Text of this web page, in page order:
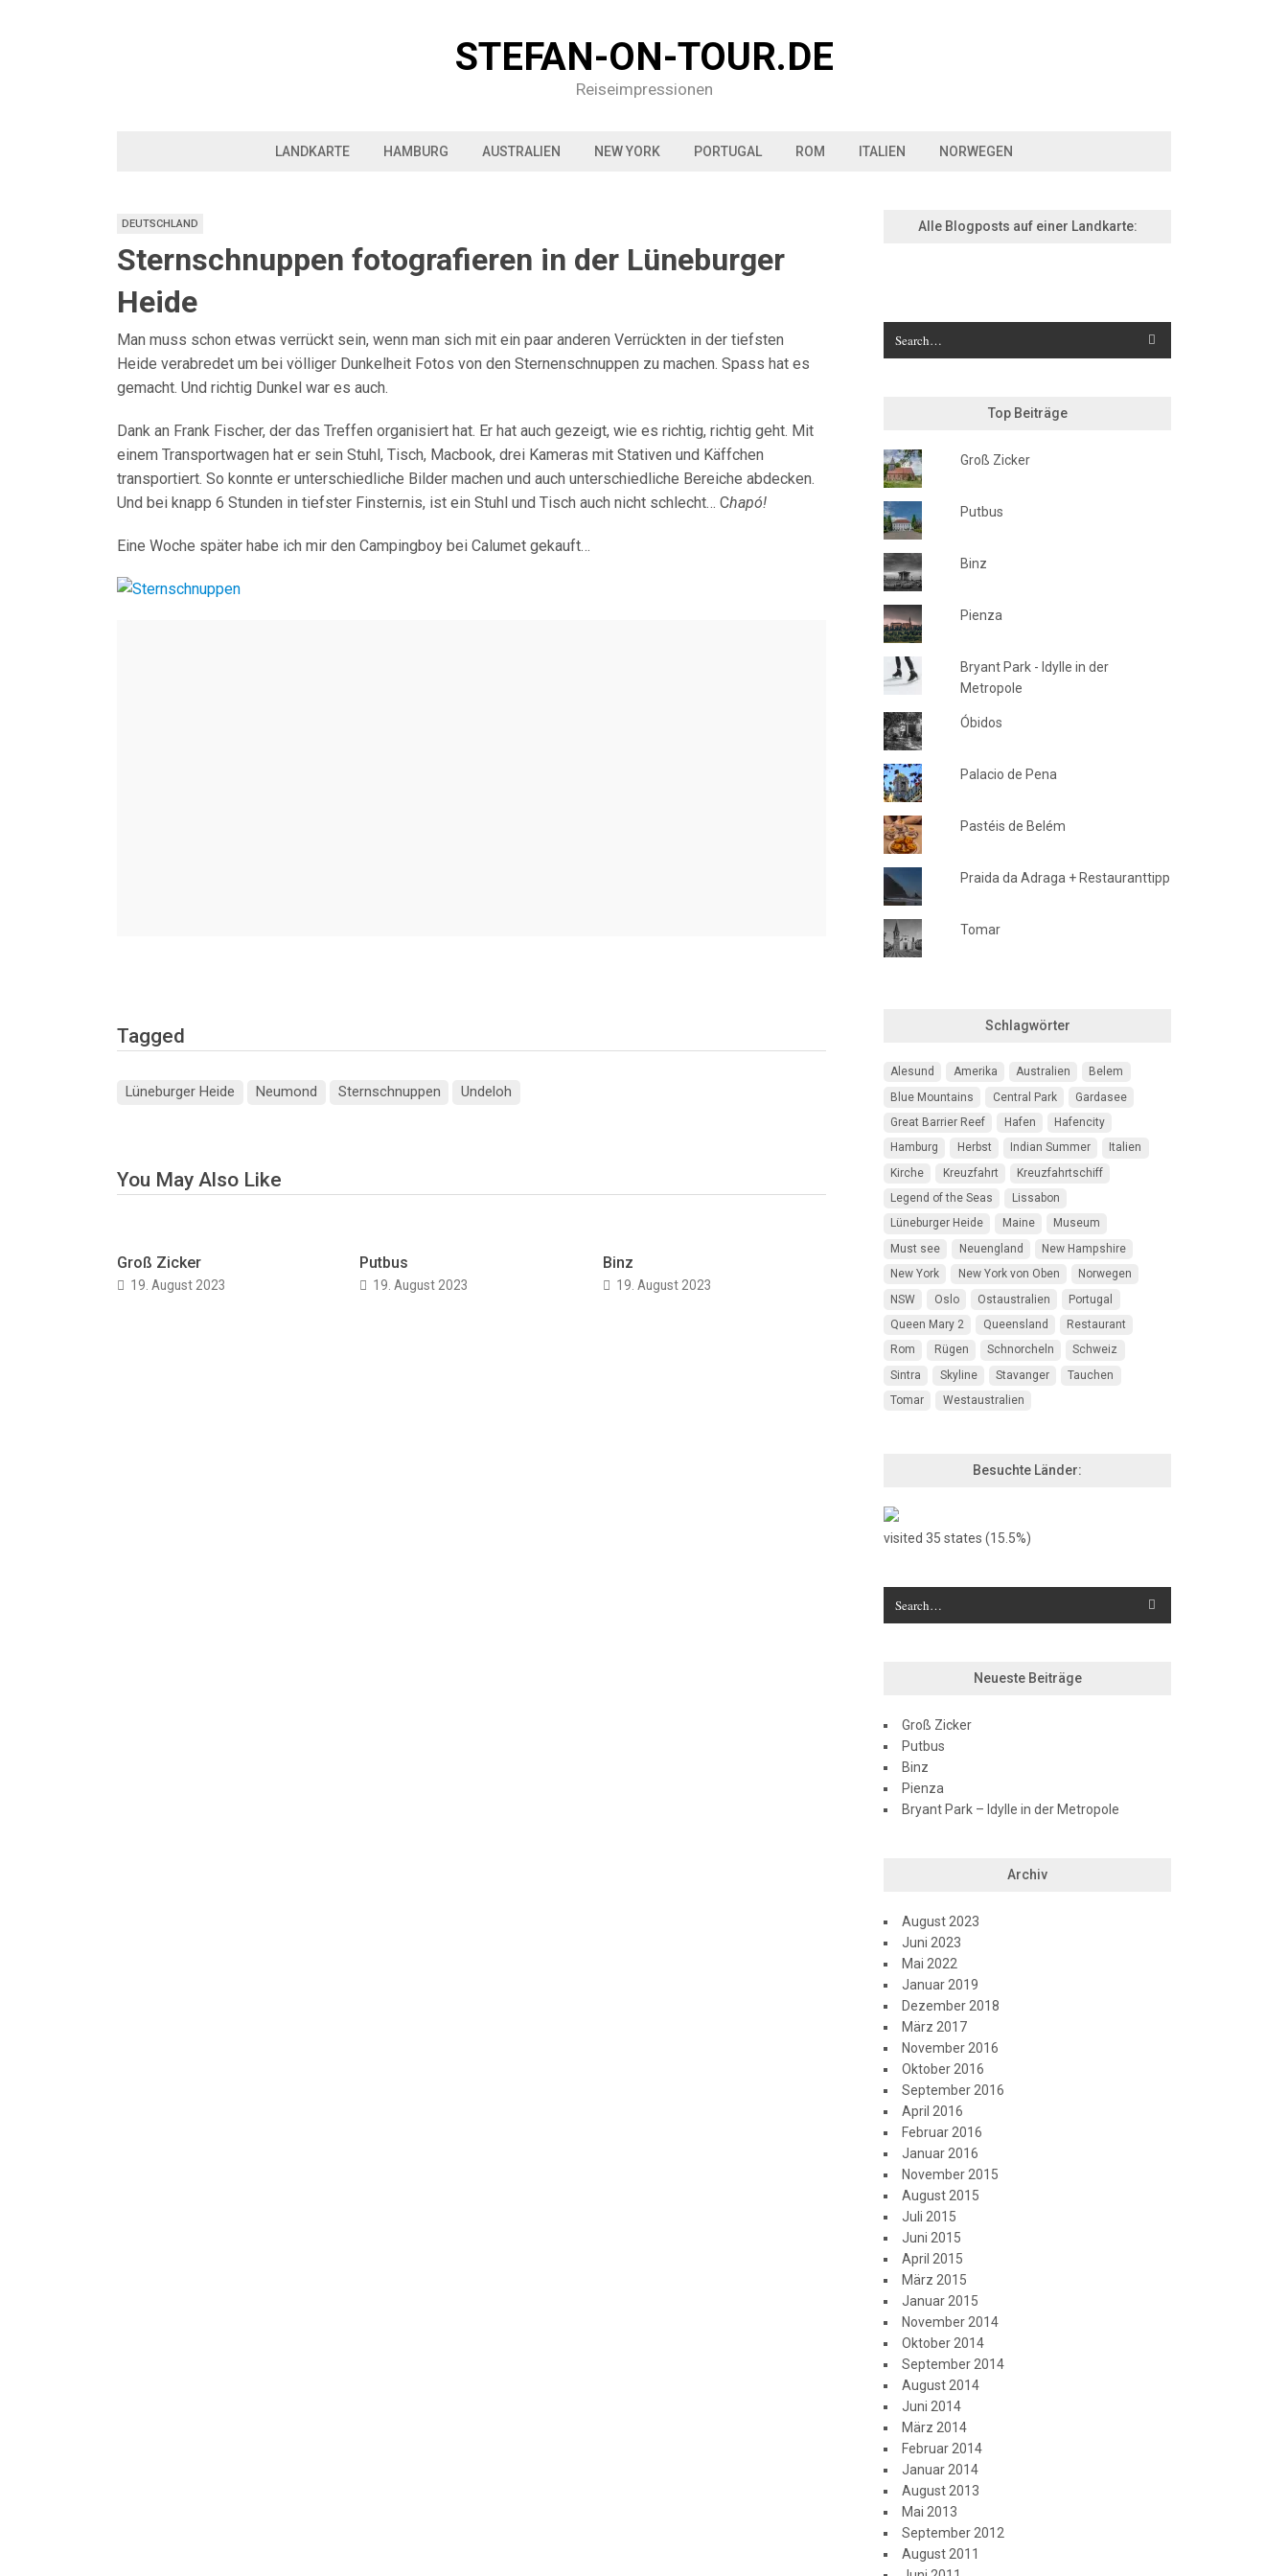
STEFAN-ON-TOUR.DE
Reiseimpressionen
LANDKARTE HAMBURG AUSTRALIEN NEW YORK PORTUGAL ROM ITALIEN NORWEGEN
DEUTSCHLAND
Sternschnuppen fotografieren in der Lüneburger
Heide
Man muss schon etwas verrückt sein, wenn man sich mit ein paar anderen Verrückten in der tiefsten
Heide verabredet um bei völliger Dunkelheit Fotos von den Sternenschnuppen zu machen. Spass hat es
gemacht. Und richtig Dunkel war es auch.
Dank an Frank Fischer, der das Treffen organisiert hat. Er hat auch gezeigt, wie es richtig, richtig geht. Mit
einem Transportwagen hat er sein Stuhl, Tisch, Macbook, drei Kameras mit Stativen und Käffchen
transportiert. So konnte er unterschiedliche Bilder machen und auch unterschiedliche Bereiche abdecken.
Und bei knapp 6 Stunden in tiefster Finsternis, ist ein Stuhl und Tisch auch nicht schlecht… Chapó!
Eine Woche später habe ich mir den Campingboy bei Calumet gekauft…
Tagged
Lüneburger Heide Neumond Sternschnuppen Undeloh
You May Also Like
Groß Zicker
19. August 2023
Putbus
19. August 2023
Binz
19. August 2023
Alle Blogposts auf einer Landkarte:
Top Beiträge
Groß Zicker
Putbus
Binz
Pienza
Bryant Park - Idylle in der
Metropole
Óbidos
Palacio de Pena
Pastéis de Belém
Praida da Adraga + Restauranttipp
Tomar
Schlagwörter
Alesund Amerika Australien
Belem
Blue Mountains
Central Park
Gardasee
Great Barrier Reef
Hafen
Hafencity
Hamburg
Herbst Indian Summer
Italien
Kirche
Kreuzfahrt
Kreuzfahrtschiff
Legend of the Seas
Lissabon
Lüneburger Heide
Maine
Museum
Must see
Neuengland
New Hampshire
New York
New York von Oben
Norwegen
NSW
Oslo Ostaustralien
Portugal
Queen Mary 2
Queensland
Restaurant
Rom
Rügen Schnorcheln
Schweiz
Sintra
Skyline Stavanger
Tauchen
Tomar
Westaustralien
Besuchte Länder:
visited 35 states (15.5%)
Neueste Beiträge
Groß Zicker
Putbus
Binz
Pienza
Bryant Park – Idylle in der Metropole
Archiv
August 2023
Juni 2023
Mai 2022
Januar 2019
Dezember 2018
März 2017
November 2016
Oktober 2016
September 2016
April 2016
Februar 2016
Januar 2016
November 2015
August 2015
Juli 2015
Juni 2015
April 2015
März 2015
Januar 2015
November 2014
Oktober 2014
September 2014
August 2014
Juni 2014
März 2014
Februar 2014
Januar 2014
August 2013
Mai 2013
September 2012
August 2011